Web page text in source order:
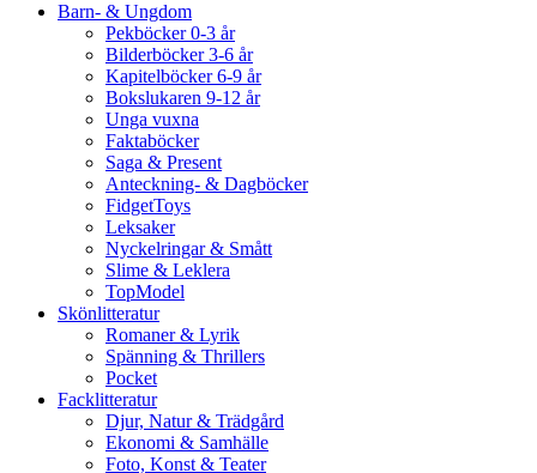
Barn- & Ungdom
Pekböcker 0-3 år
Bilderböcker 3-6 år
Kapitelböcker 6-9 år
Bokslukaren 9-12 år
Unga vuxna
Faktaböcker
Saga & Present
Anteckning- & Dagböcker
FidgetToys
Leksaker
Nyckelringar & Smått
Slime & Leklera
TopModel
Skönlitteratur
Romaner & Lyrik
Spänning & Thrillers
Pocket
Facklitteratur
Djur, Natur & Trädgård
Ekonomi & Samhälle
Foto, Konst & Teater